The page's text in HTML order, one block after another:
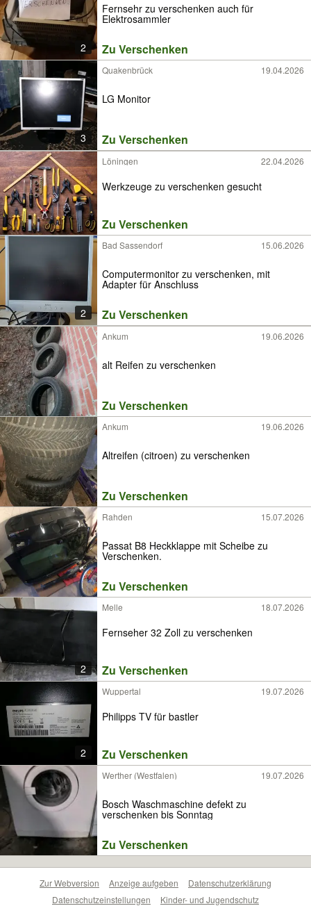
2
Fernsehr zu verschenken auch für
Elektrosammler
Zu Verschenken
3
Quakenbrück 19.04.2026
LG Monitor
Zu Verschenken
Löningen 22.04.2026
Werkzeuge zu verschenken gesucht
Zu Verschenken
2
Bad Sassendorf 15.06.2026
Computermonitor zu verschenken, mit
Adapter für Anschluss
Zu Verschenken
Ankum 19.06.2026
alt Reifen zu verschenken
Zu Verschenken
Ankum 19.06.2026
Altreifen (citroen) zu verschenken
Zu Verschenken
Rahden 15.07.2026
Passat B8 Heckklappe mit Scheibe zu
Verschenken.
Zu Verschenken
2
Melle 18.07.2026
Fernseher 32 Zoll zu verschenken
Zu Verschenken
2
Wuppertal 19.07.2026
Philipps TV für bastler
Zu Verschenken
Werther (Westfalen) 19.07.2026
Bosch Waschmaschine defekt zu
verschenken bis Sonntag
Zu Verschenken
Zur Webversion Anzeige aufgeben
Datenschutzerklärung
Datenschutzeinstellungen
Kinder- und Jugendschutz